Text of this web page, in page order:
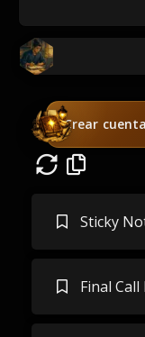
Crear
Sticky
Final Call